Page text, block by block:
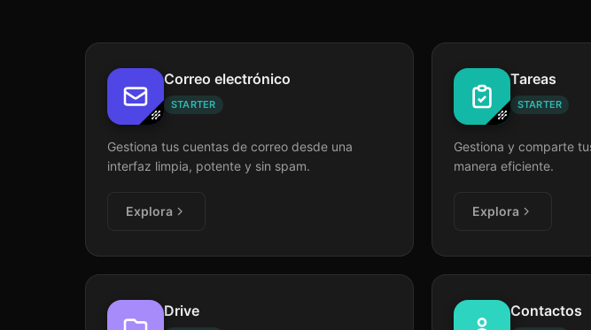
Correo electrónico
STARTER
Gestiona tus cuentas de correo desde una
interfaz limpia, potente y sin spam.
Explora
Tareas
STARTER
Gestiona y comparte
manera eficiente.
Explora
Drive Contactos